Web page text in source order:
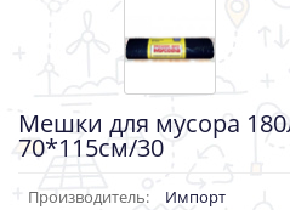
Мешки для мусора
70*115см/30
Производитель:
Импорт